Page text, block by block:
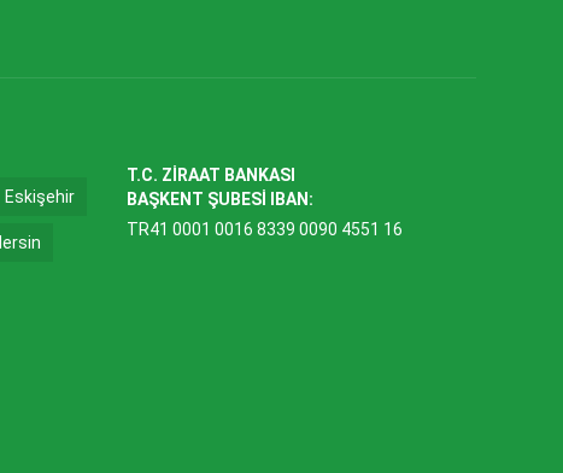
Eskişehir
T.C. ZİRAAT BANKASI
BAŞKENT ŞUBESİ IBAN:
TR41 0001 0016 8339 0090 4551 16